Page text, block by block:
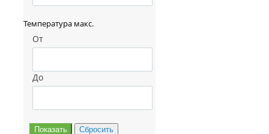
Температура макс.
От
До